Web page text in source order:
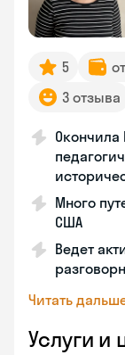
5
3 отзыва
Много
США
Ведет
Читать
Услуги и